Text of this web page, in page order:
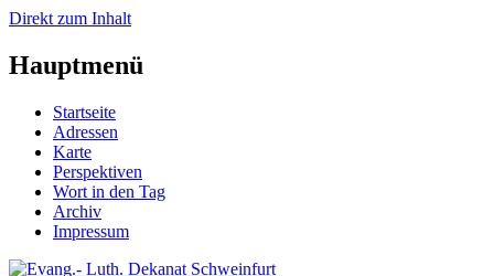
Direkt zum Inhalt
Hauptmenü
Startseite
Adressen
Karte
Perspektiven
Wort in den Tag
Archiv
Impressum